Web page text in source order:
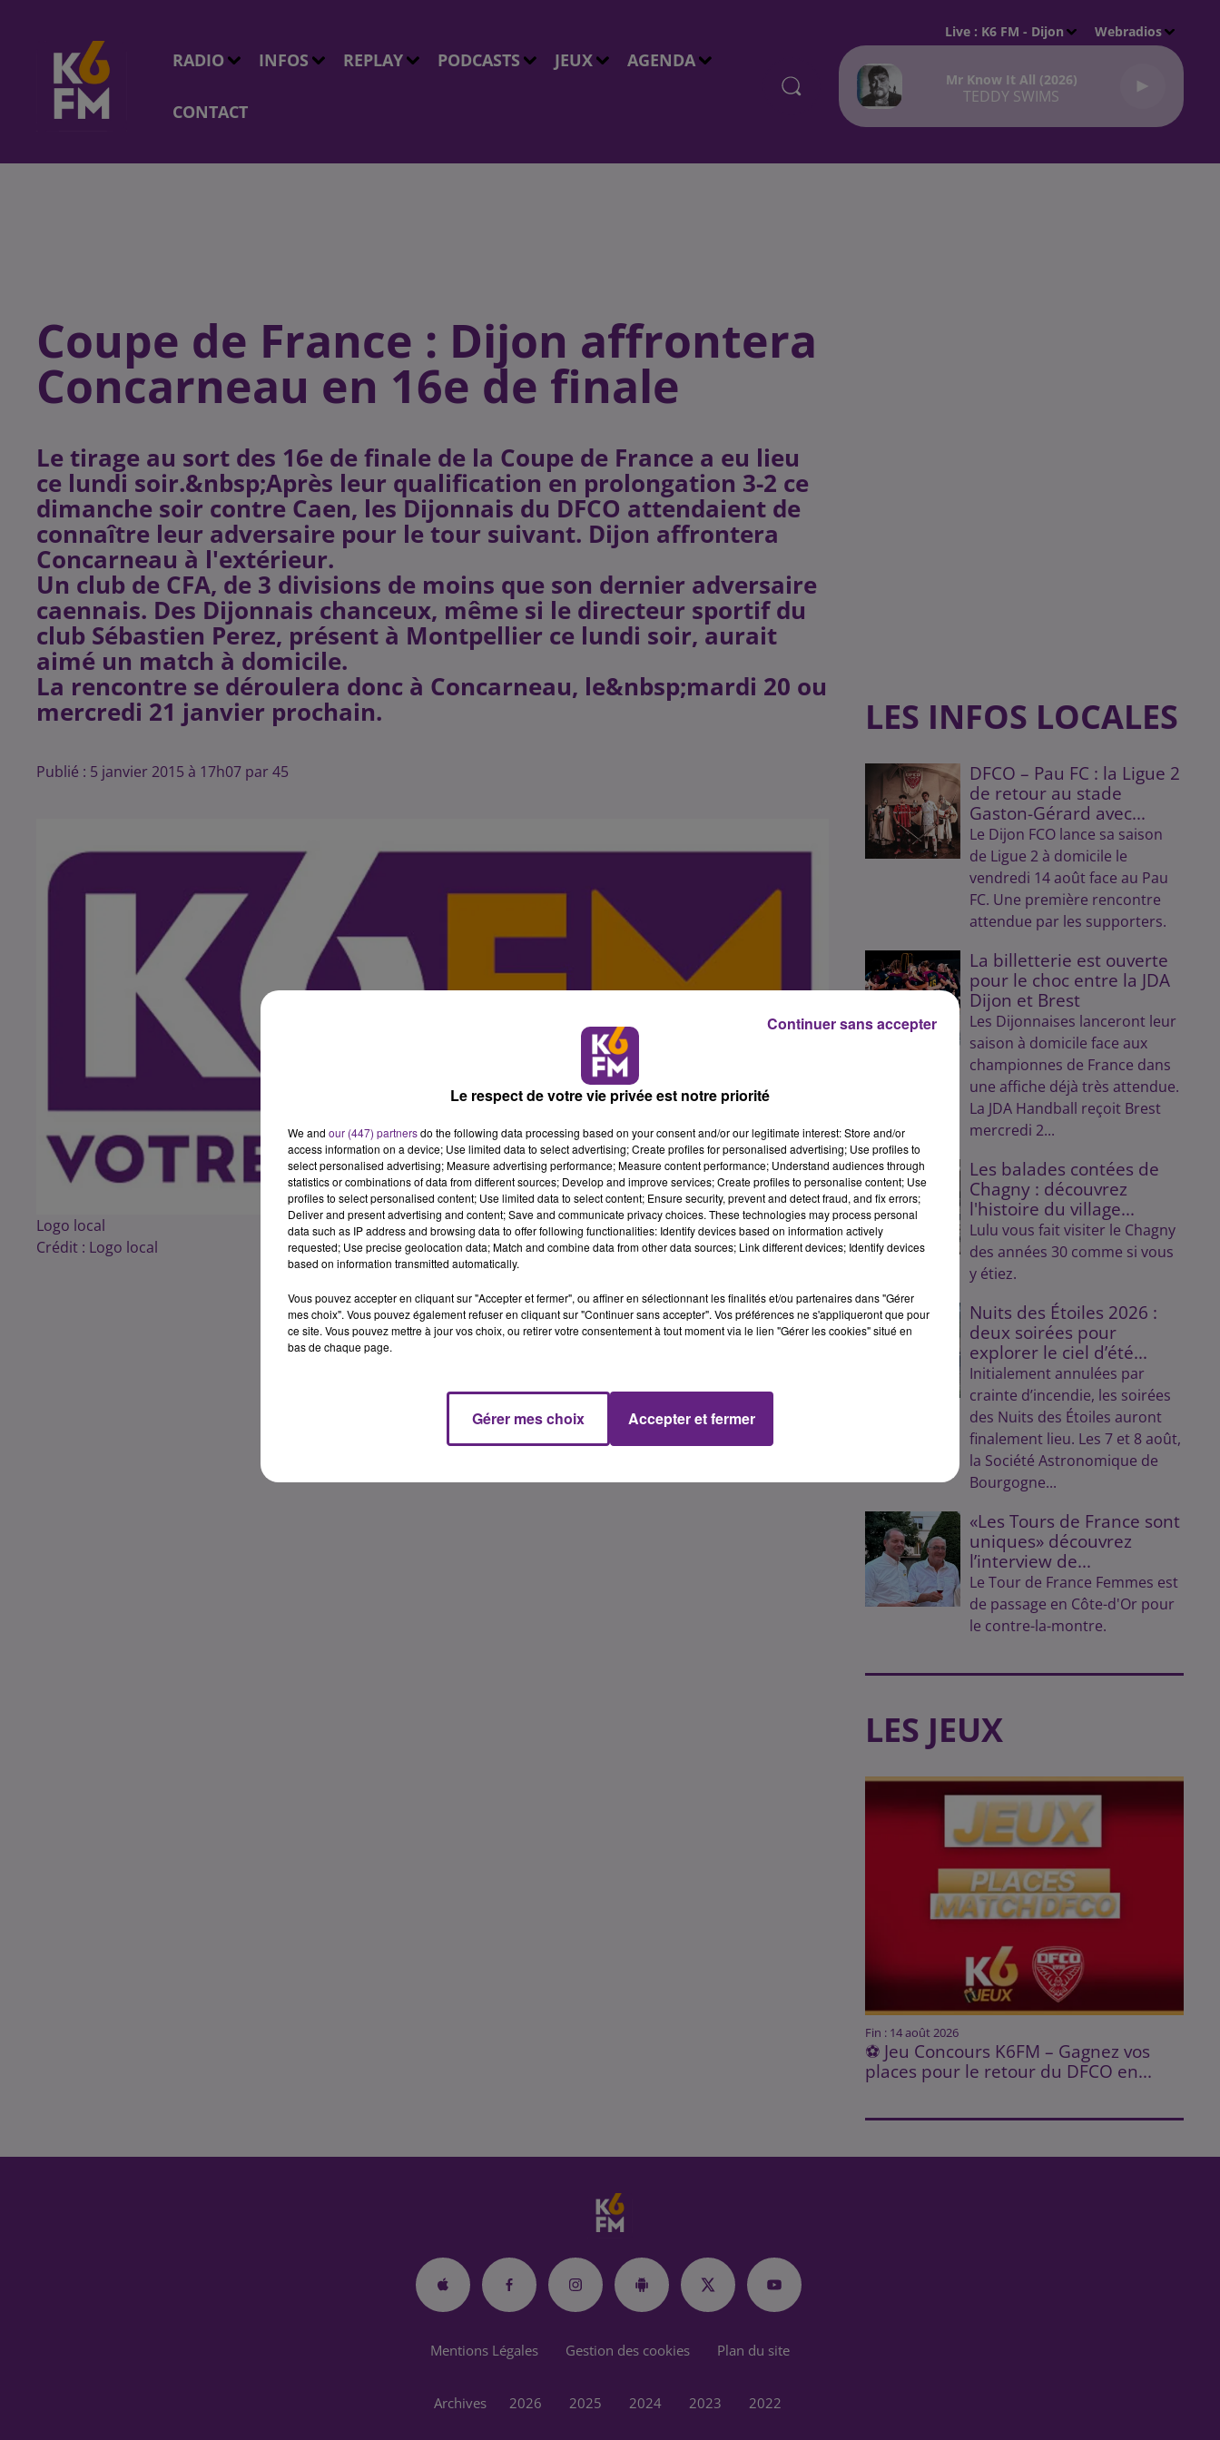
RADIO INFOS REPLAY PODCASTS JEUX AGENDA
CONTACT
Live : K6 FM - Dijon Webradios
Mr Know It All (2026)
TEDDY SWIMS
Coupe de France : Dijon affrontera
Concarneau en 16e de finale
Le tirage au sort des 16e de finale de la Coupe de France a eu lieu
ce lundi soir.&nbsp;Après leur qualification en prolongation 3-2 ce
dimanche soir contre Caen, les Dijonnais du DFCO attendaient de
connaître leur adversaire pour le tour suivant. Dijon affrontera
Concarneau à l'extérieur.
Un club de CFA, de 3 divisions de moins que son dernier adversaire
caennais. Des Dijonnais chanceux, même si le directeur sportif du
club Sébastien Perez, présent à Montpellier ce lundi soir, aurait
aimé un match à domicile.
La rencontre se déroulera donc à Concarneau, le&nbsp;mardi 20 ou
mercredi 21 janvier prochain.
Publié : 5 janvier 2015 à 17h07 par 45
Logo local
Crédit : Logo local
LES INFOS LOCALES
DFCO – Pau FC : la Ligue 2
de retour au stade
Gaston-Gérard avec...
Le Dijon FCO lance sa saison
de Ligue 2 à domicile le
vendredi 14 août face au Pau
FC. Une première rencontre
attendue par les supporters.
La billetterie est ouverte
pour le choc entre la JDA
Dijon et Brest
Les Dijonnaises lanceront leur
saison à domicile face aux
championnes de France dans
une affiche déjà très attendue.
La JDA Handball reçoit Brest
mercredi 2...
Les balades contées de
Chagny : découvrez
l'histoire du village...
Lulu vous fait visiter le Chagny
des années 30 comme si vous
y étiez.
Nuits des Étoiles 2026 :
deux soirées pour
explorer le ciel d’été...
Initialement annulées par
crainte d’incendie, les soirées
des Nuits des Étoiles auront
finalement lieu. Les 7 et 8 août,
la Société Astronomique de
Bourgogne...
«Les Tours de France sont
uniques» découvrez
l’interview de...
Le Tour de France Femmes est
de passage en Côte-d'Or pour
le contre-la-montre.
LES JEUX
Fin : 14 août 2026
⚽ Jeu Concours K6FM – Gagnez vos
places pour le retour du DFCO en...
Mentions Légales Gestion des cookies Plan du site
Archives 2026 2025 2024 2023 2022
Le respect de votre vie privée est notre priorité
We and our (447) partnersdo the following data processing based on your consent and/or our legitimate interest: Store and/or
access information on a device; Use limited data to select advertising; Create profiles for personalised advertising; Use profiles to
select personalised advertising; Measure advertising performance; Measure content performance; Understand audiences through
statistics or combinations of data from different sources; Develop and improve services; Create profiles to personalise content; Use
profiles to select personalised content; Use limited data to select content; Ensure security, prevent and detect fraud, and fix errors;
Deliver and present advertising and content; Save and communicate privacy choices. These technologies may process personal
data such as IP address and browsing data to offer following functionalities: Identify devices based on information actively
requested; Use precise geolocation data; Match and combine data from other data sources; Link different devices; Identify devices
based on information transmitted automatically.
Vous pouvez accepter en cliquant sur "Accepter et fermer", ou affiner en sélectionnant les finalités et/ou partenaires dans "Gérer
mes choix". Vous pouvez également refuser en cliquant sur "Continuer sans accepter". Vos préférences ne s'appliqueront que pour
ce site. Vous pouvez mettre à jour vos choix, ou retirer votre consentement à tout moment via le lien "Gérer les cookies" situé en
bas de chaque page.
Gérer mes choix Accepter et fermer
Continuer sans accepter